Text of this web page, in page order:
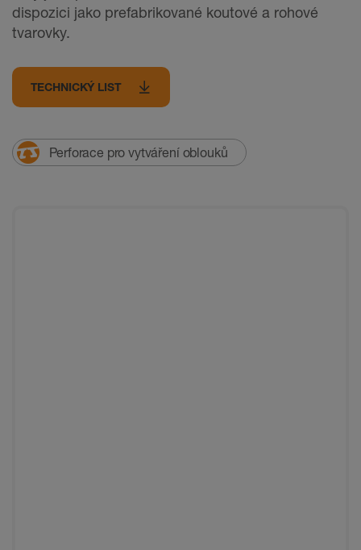
dispozici jako prefabrikované koutové a rohové
tvarovky.
TECHNICKÝ LIST
Perforace pro vytváření oblouků